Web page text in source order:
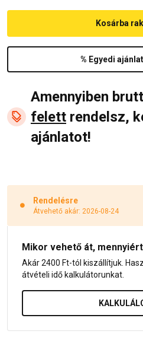
% Egyedi
Kosárba
Amennyiben
felett rendelsz,
ajánlatot!
Rendelésre
Átvehető akár: 2026-08-24
Mikor vehető át,
Akár 2400 Ft-tól kiszállítjuk.
átvételi idő kalkulátorunkat.